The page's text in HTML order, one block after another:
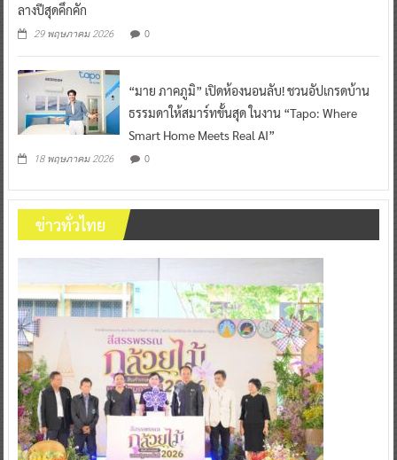
ลางปีสุดคึกคัก
29 พฤษภาคม 2026 0
“มาย ภาคภูมิ” เปิดห้องนอนลับ! ชวนอัปเกรดบ้าน
ธรรมดาให้สมาร์ทขั้นสุด ในงาน “Tapo: Where
Smart Home Meets Real AI”
18 พฤษภาคม 2026 0
ข่าวทั่วไทย